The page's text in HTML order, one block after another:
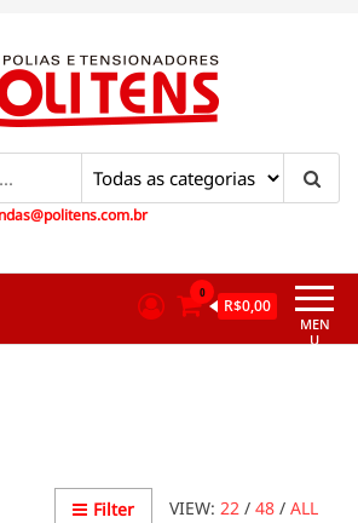
Polias e tensionadores
MEN
U
0
R$0,00
VIEW: 22 / 48 / ALL
Filter